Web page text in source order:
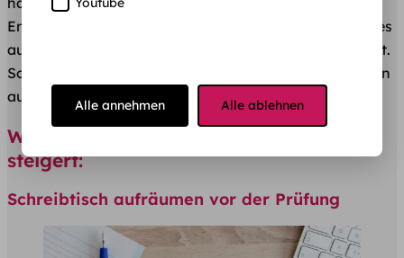
Ende eines vorlesungsfreien Tages auch wirklich einiges
auf deiner umfangreichen
abhaken kannst.
Schließlich möchte jeder von uns in den Semesterferien
auch so etwas wie „Ferien“ haben!
Wie ein Ordnung deine Produktivität
steigert:
Schreibtisch aufräumen vor der Prüfung
Alle annehmen Alle ablehnen